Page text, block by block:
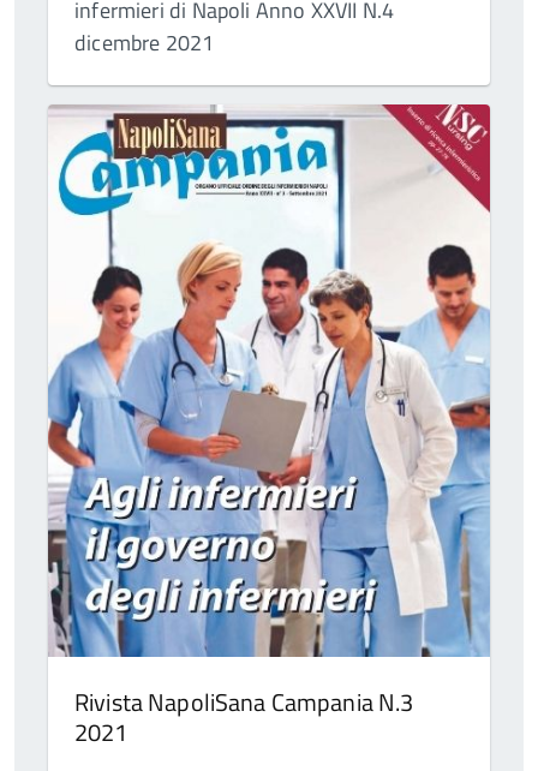
infermieri di Napoli Anno XXVII N.4
dicembre 2021
Rivista NapoliSana Campania N.3
2021